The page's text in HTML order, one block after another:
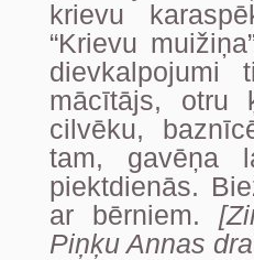
krievu
“Krievu
dievkalpojumi
mācītājs, otru
cilvēku,
tam, gavēņa
piektdienās.
ar bērniem.
Piņķu Annas